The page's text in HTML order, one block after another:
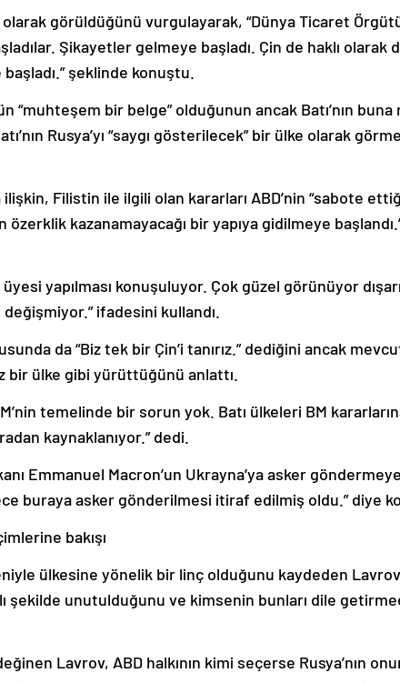
olarak görüldüğünü vurgulayarak, “Dünya Ticaret
Şikayetler gelmeye başladı. Çin de haklı olarak
şeklinde konuştu.
“muhteşem bir belge” olduğunun ancak Batı’nın
Rusya’yı “saygı gösterilecek” bir ülke olarak
ilişkin, Filistin ile ilgili olan kararları ABD’nin “sabote
kazanamayacağı bir yapıya gidilmeye
yapılması konuşuluyor. Çok güzel görünüyor
ifadesini kullandı.
da “Biz tek bir Çin’i tanırız.” dediğini ancak
bir ülke gibi yürüttüğünü anlattı.
temelinde bir sorun yok. Batı ülkeleri BM
kaynaklanıyor.” dedi.
Emmanuel Macron’un Ukrayna’ya asker
buraya asker gönderilmesi itiraf edilmiş oldu.” diye
bakışı
ülkesine yönelik bir linç olduğunu kaydeden
şekilde unutulduğunu ve kimsenin bunları dile
Lavrov, ABD halkının kimi seçerse Rusya’nın